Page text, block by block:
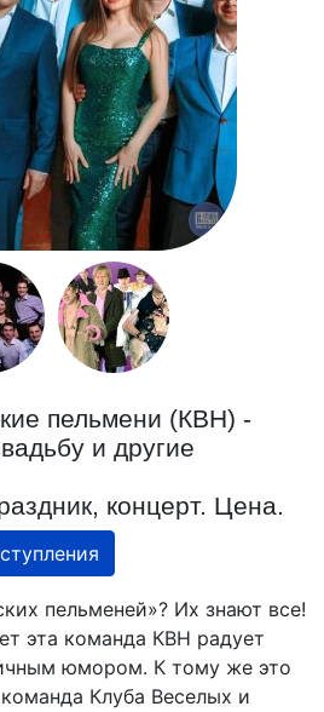
пельмени (КВН) -
и другие
концерт. Цена.
пельменей»? Их знают все!
эта команда КВН радует
юмором. К тому же это
Клуба Веселых и